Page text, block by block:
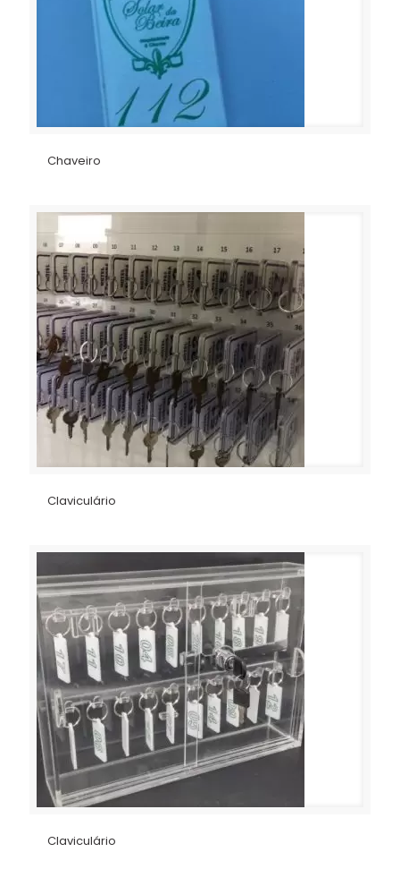
Chaveiro
Claviculário
Claviculário